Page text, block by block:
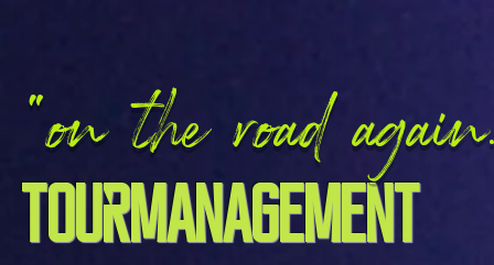
TOUrMANAGEMENT
"on the road